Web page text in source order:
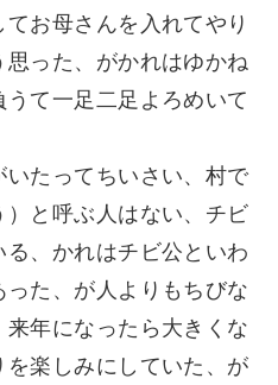
お母さんを入れてやり
った、がかれはゆかね
て一足二足よろめいて
たってちいさい、村で
と呼ぶ人はない、チビ
、かれはチビ公といわ
た、が人よりもちびな
年になったら大きくな
楽しみにしていた、が